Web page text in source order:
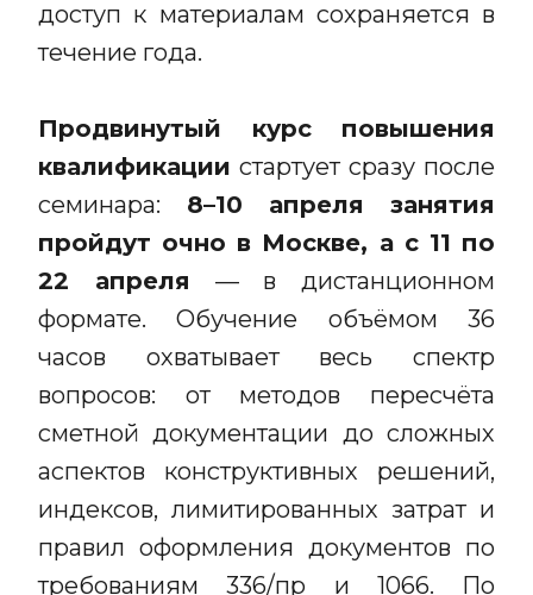
доступ к материалам сохраняется в
течение года.
Продвинутый курс повышения
квалификации стартует сразу после
семинара: 8–10 апреля занятия
пройдут очно в Москве, а с 11 по
22 апреля — в дистанционном
формате. Обучение объёмом 36
часов охватывает весь спектр
вопросов: от методов пересчёта
сметной документации до сложных
аспектов конструктивных решений,
индексов, лимитированных затрат и
правил оформления документов по
требованиям 336/пр и 1066. По